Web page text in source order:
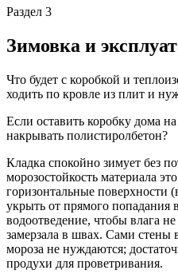
Раздел 3
Зимовка и
Что будет с коробкой и
ходить по кровле из плит и
Если оставить коробку дома
накрывать полистиролбетон?
Кладка спокойно зимует без
морозостойкость материала
горизонтальные поверхности
укрыть от прямого попадания
водоотведение, чтобы влага
замерзала в швах. Сами стены
мороза не нуждаются;
продухи для проветривания.